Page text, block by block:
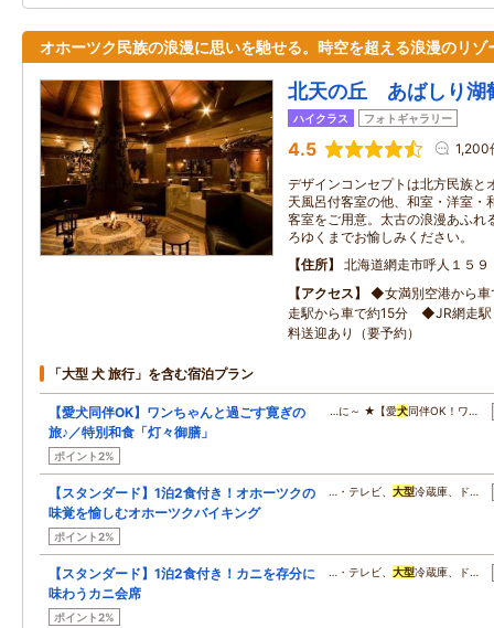
オホーツク民族の浪漫に思いを馳せる。時空を超える浪漫のリゾ
北天の丘 あばしり湖
ハイクラス フォトギャラリー
4.5 1,200
デザインコンセプトは北方民族と
天風呂付客室の他、和室・洋室・
客室をご用意。太古の浪漫あふれ
ろゆくまでお愉しみください。
住所
北海道網走市呼人１５９
アクセス
◆女満別空港から
走駅から車で約15分 ◆JR網走駅
料送迎あり（要予約）
「大型 犬 旅行」を含む宿泊プラン
【愛犬同伴OK】ワンちゃんと過ごす寛ぎの
旅♪／特別和食「灯々御膳」
ポイント2%
…に～ ★【愛犬同伴OK！ワ…
【スタンダード】1泊2食付き！オホーツクの
味覚を愉しむオホーツクバイキング
ポイント2%
…・テレビ、 大型冷蔵庫、ド…
【スタンダード】1泊2食付き！カニを存分に
味わうカニ会席
ポイント2%
…・テレビ、 大型冷蔵庫、ド…